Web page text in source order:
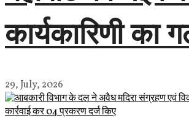
कार्यकारिणी का
29, July, 2026